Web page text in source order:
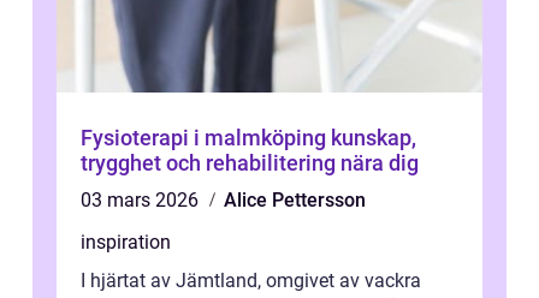
Fysioterapi i malmköping kunskap,
trygghet och rehabilitering nära dig
03 mars 2026
Alice Pettersson
inspiration
I hjärtat av Jämtland, omgivet av vackra